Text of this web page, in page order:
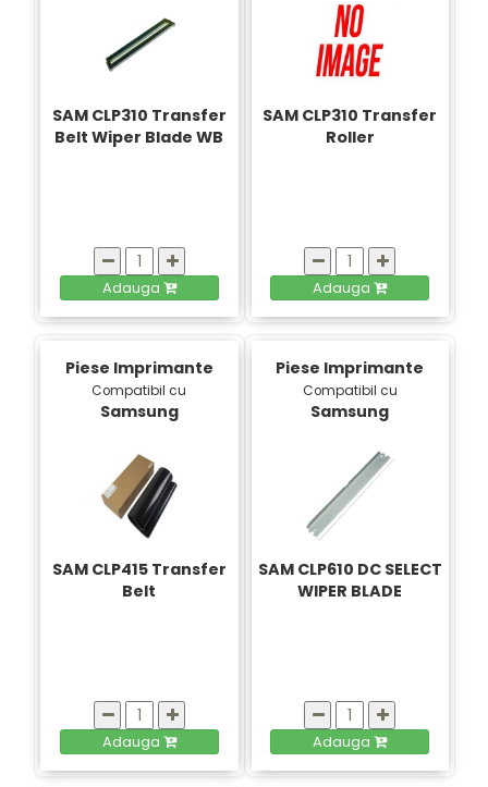
SAM CLP310 Transfer
Belt Wiper Blade WB
Adauga
SAM CLP310 Transfer
Roller
Adauga
Piese Imprimante
Compatibil cu
Samsung
SAM CLP415 Transfer
Belt
Adauga
Piese Imprimante
Compatibil cu
Samsung
SAM CLP610 DC SELECT
WIPER BLADE
Adauga